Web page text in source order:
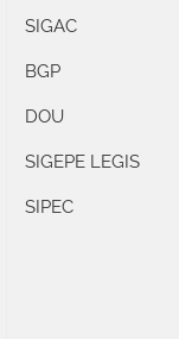
SIGAC
BGP
DOU
SIGEPE LEGIS
SIPEC